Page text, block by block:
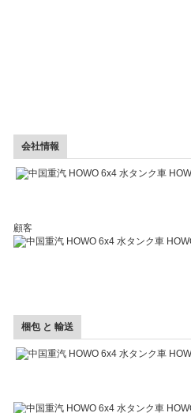
会社情報
顧客
梱包 と 輸送